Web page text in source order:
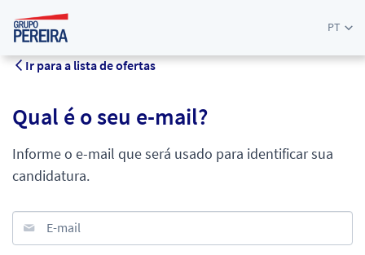
PT
Ir para a lista de ofertas
Qual é o seu e-mail?
Informe o e-mail que será usado para identificar sua
candidatura.
E-mail